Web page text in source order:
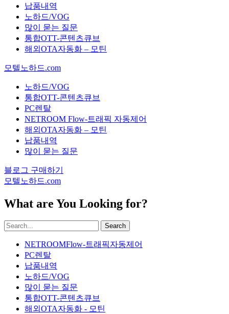
납품내역
노하드/VOG
많이 묻는 질문
통합OTT-콘텐츠큐브
해외OTA자동화 – 모틴
모텔노하드.com
노하드/VOG
통합OTT-콘텐츠큐브
PC렌탈
NETROOM Flow-트래픽 자동제어
해외OTA자동화 – 모틴
납품내역
많이 묻는 질문
블로그 구매하기
모텔노하드.com
What are You Looking for?
Search
NETROOMFlow-트래픽자동제어
PC렌탈
납품내역
노하드/VOG
많이 묻는 질문
통합OTT-콘텐츠큐브
해외OTA자동화 - 모틴